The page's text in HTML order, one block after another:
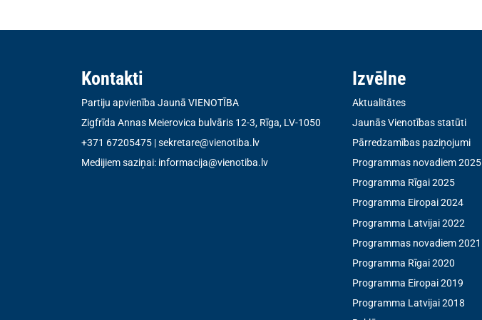
Kontakti
Partiju apvienība Jaunā VIENOTĪBA
Zigfrīda Annas Meierovica bulvāris 12-3, Rīga, LV-1050
+371 67205475 |sekretare@vienotiba.lv
Medijiem saziņai: informacija@vienotiba.lv
Izvēlne
Aktualitātes
Jaunās Vienotības statūti
Pārredzamības paziņojumi
Programmas novadiem 2025
Programma Rīgai 2025
Programma Eiropai 2024
Programma Latvijai 2022
Programmas novadiem 2021
Programma Rīgai 2020
Programma Eiropai 2019
Programma Latvijai 2018